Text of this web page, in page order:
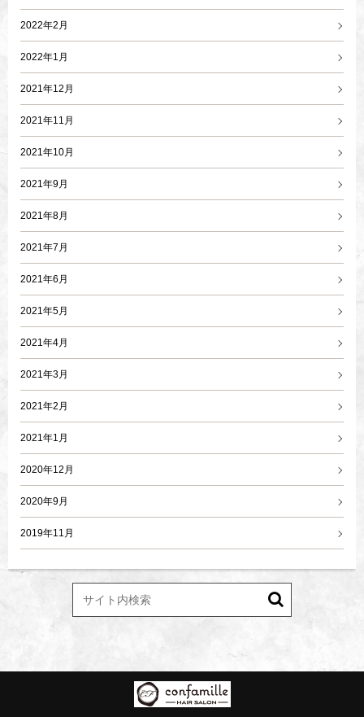
2022年2月
2022年1月
2021年12月
2021年11月
2021年10月
2021年9月
2021年8月
2021年7月
2021年6月
2021年5月
2021年4月
2021年3月
2021年2月
2021年1月
2020年12月
2020年9月
2019年11月